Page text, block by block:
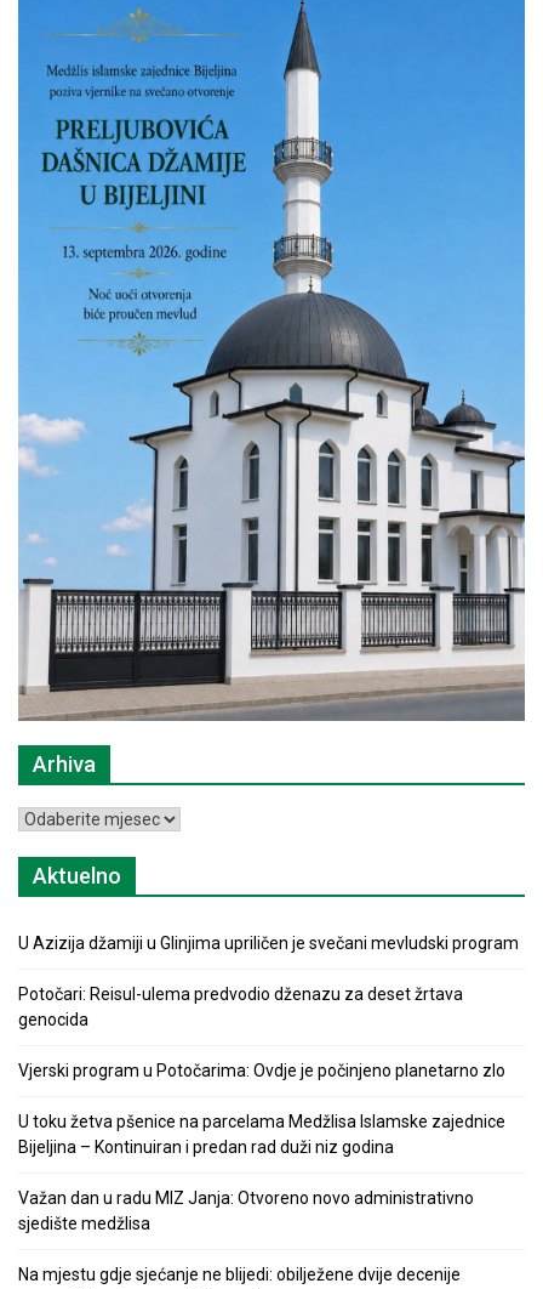
Arhiva
Arhiva
Aktuelno
U Azizija džamiji u Glinjima upriličen je svečani mevludski program
Potočari: Reisul-ulema predvodio dženazu za deset žrtava
genocida
Vjerski program u Potočarima: Ovdje je počinjeno planetarno zlo
U toku žetva pšenice na parcelama Medžlisa Islamske zajednice
Bijeljina – Kontinuiran i predan rad duži niz godina
Važan dan u radu MIZ Janja: Otvoreno novo administrativno
sjedište medžlisa
Na mjestu gdje sjećanje ne blijedi: obilježene dvije decenije